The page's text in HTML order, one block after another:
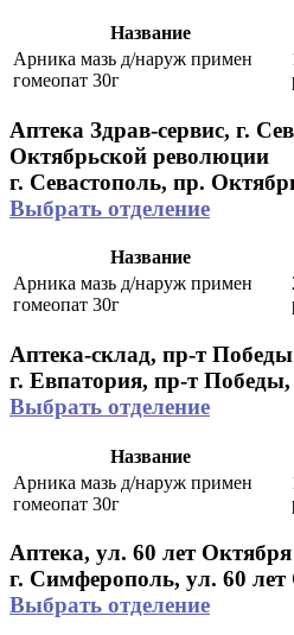
Название
Арника мазь д/наруж примен
гомеопат 30г
Аптека Здрав-сервис, г.
Октябрьской революции
г. Севастополь, пр.
Выбрать отделение
Название
Арника мазь д/наруж примен
гомеопат 30г
Аптека-склад, пр-т Победы
г. Евпатория, пр-т Победы,
Выбрать отделение
Название
Арника мазь д/наруж примен
гомеопат 30г
Аптека, ул. 60 лет Октября
г. Симферополь, ул. 60 лет
Выбрать отделение